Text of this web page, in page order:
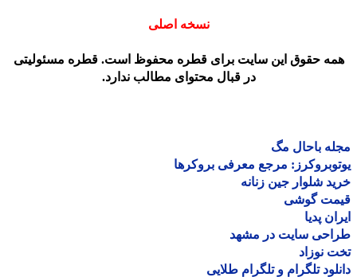
نسخه اصلی
حقوق این سایت برای قطره محفوظ است. قطره مسئولیتی
در قبال محتوای مطالب ندارد.
باحال مگ
مرجع معرفی بروکرها
شلوار جین زنانه
گوشی
پدیا
سایت در مشهد
نوزاد
تلگرام و تلگرام طلایی